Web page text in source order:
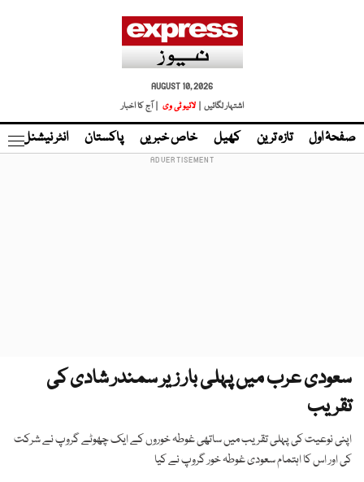
AUGUST 10, 2026
اشتہار لگائیں |
لائیو ٹی وی | آج کا اخبار
صفحۂ اول تازہ ترین کھیل خاص خبریں پاکستان انٹر نیشنل
سعودی عرب میں پہلی بار زیر سمندر شادی کی
تقریب
اپنی نوعیت کی پہلی تقریب میں ساتھی غوطہ خوروں کے ایک چھوٹے گروپ نے شرکت
کی اور اس کا اہتمام سعودی غوطہ خور گروپ نے کیا